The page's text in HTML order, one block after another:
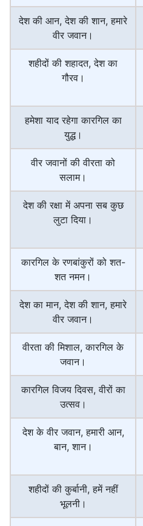
देश की आन, देश की शान, हमारे
वीर जवान।
शहीदों की शहादत, देश का
गौरव।
हमेशा याद रहेगा कारगिल का
युद्ध।
वीर जवानों की वीरता को
सलाम।
देश की रक्षा में अपना सब कुछ
लुटा दिया।
कारगिल के रणबांकुरों को शत-
शत नमन।
देश का मान, देश की शान, हमारे
वीर जवान।
वीरता की मिशाल, कारगिल के
जवान।
कारगिल विजय दिवस, वीरों का
उत्सव।
देश के वीर जवान, हमारी आन,
बान, शान।
शहीदों की कुर्बानी, हमें नहीं
भूलनी।